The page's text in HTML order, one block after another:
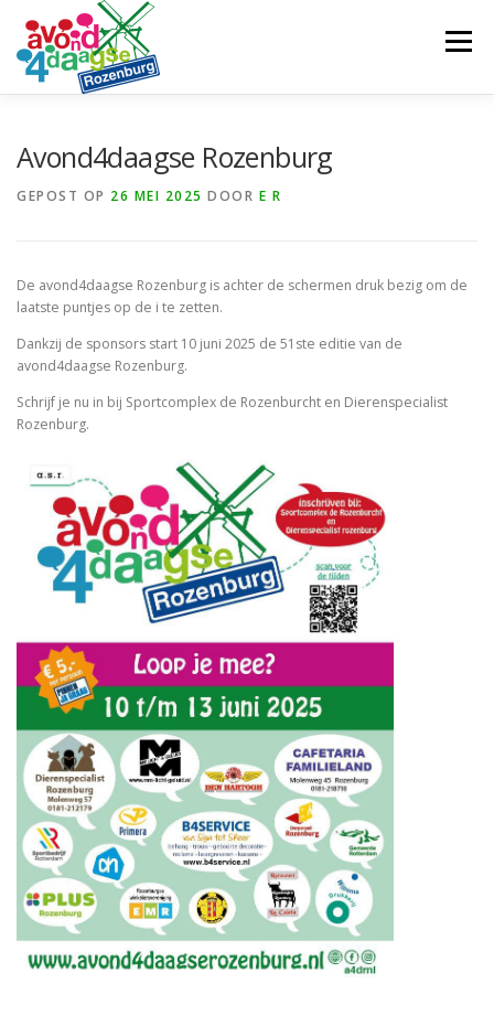
naar
inhoud
Menu
Avond4daagse Rozenburg
GEPOST OP 26 MEI 2025 DOOR E R
De avond4daagse Rozenburg is achter de schermen druk bezig om de
laatste puntjes op de i te zetten.
Dankzij de sponsors start 10 juni 2025 de 51ste editie van de
avond4daagse Rozenburg.
Schrijf je nu in bij Sportcomplex de Rozenburcht en Dierenspecialist
Rozenburg.